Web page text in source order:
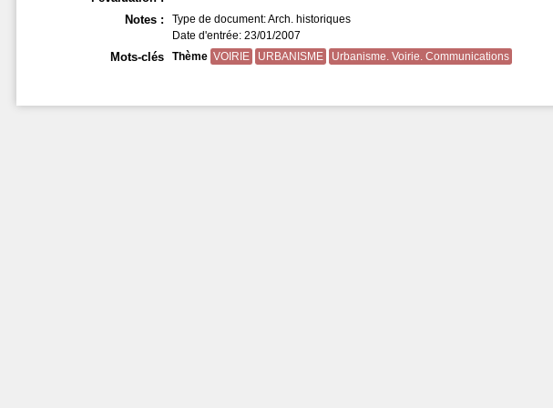
Notes :
Type de document: Arch. historiques
Date d'entrée: 23/01/2007
Mots-clés Thème VOIRIE URBANISME Urbanisme. Voirie. Communications